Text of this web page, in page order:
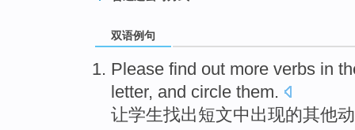
双语例句
Please find out more verbs in
letter, and circle them.
让学生找出短文中出现的其他